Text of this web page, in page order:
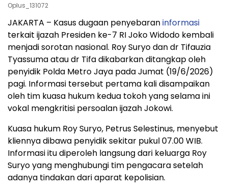
Oplus_131072
JAKARTA – Kasus dugaan penyebaraninformasi
terkait ijazah Presiden ke-7 RI Joko Widodo kembali
menjadi sorotan nasional. Roy Suryo dan dr Tifauzia
Tyassuma atau dr Tifa dikabarkan ditangkap oleh
penyidik Polda Metro Jaya pada Jumat (19/6/2026)
pagi. Informasi tersebut pertama kali disampaikan
oleh tim kuasa hukum kedua tokoh yang selama ini
vokal mengkritisi persoalan ijazah Jokowi.
Kuasa hukum Roy Suryo, Petrus Selestinus, menyebut
kliennya dibawa penyidik sekitar pukul 07.00 WIB.
Informasi itu diperoleh langsung dari keluarga Roy
Suryo yang menghubungi tim pengacara setelah
adanya tindakan dari aparat kepolisian.